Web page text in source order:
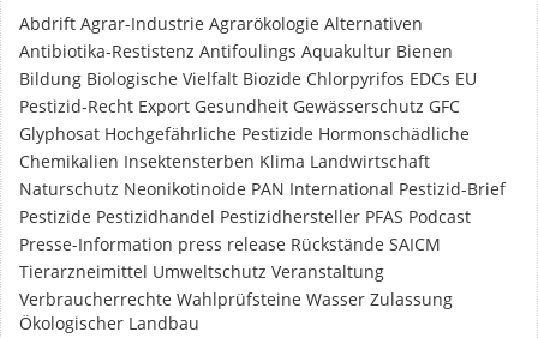
Abdrift Agrar-Industrie Agrarökologie Alternativen
Antibiotika-Restistenz Antifoulings Aquakultur Bienen
Bildung Biologische Vielfalt Biozide Chlorpyrifos EDCs EU
Pestizid-Recht Export Gesundheit Gewässerschutz GFC
Glyphosat Hochgefährliche Pestizide Hormonschädliche
Chemikalien Insektensterben Klima Landwirtschaft
Naturschutz Neonikotinoide PAN International Pestizid-Brief
Pestizide Pestizidhandel Pestizidhersteller PFAS Podcast
Presse-Information press release Rückstände SAICM
Tierarzneimittel Umweltschutz Veranstaltung
Verbraucherrechte Wahlprüfsteine Wasser Zulassung
Ökologischer Landbau